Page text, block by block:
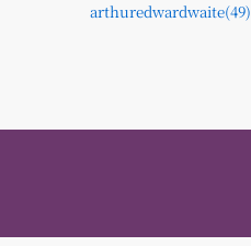
arthuredwardwaite(49)